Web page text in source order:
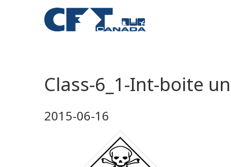
Class-6_1-Int-boite
2015-06-16